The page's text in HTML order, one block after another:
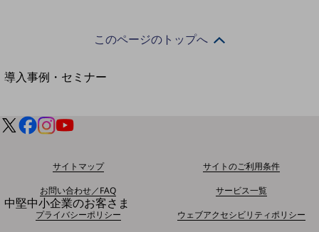
導入事例・セミナー
最新の導入事例や注目の導入事例をご紹介します
セミナー
別ウィンドウで開きます
中堅中小企業のお客さま
NTTドコモビジネスウォッチ
このページのトップへ
サイトマップ
サイトのご利用条件
お問い合わせ／FAQ
サービス一覧
プライバシーポリシー
ウェブアクセシビリティポリシー